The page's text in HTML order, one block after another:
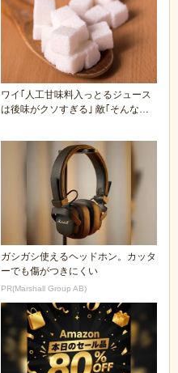
ワイ｢人工甘味料入っとるジュース
は後味がクソすぎる｣ 敵｢そんなも
ガシガシ使えるヘッドホン。カッタ
ーでも傷がつきにくい
PR(Marshall Group AB)